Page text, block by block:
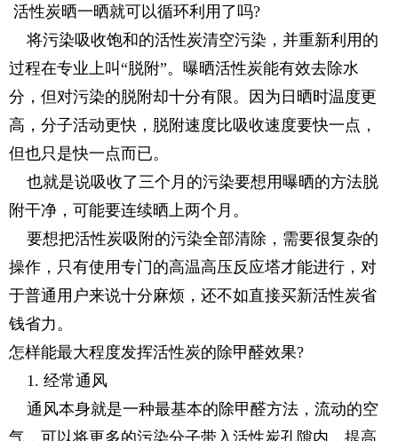
活性炭晒一晒就可以循环利用了吗?
将污染吸收饱和的活性炭清空污染，并重新利用的
过程在专业上叫“脱附”。曝晒活性炭能有效去除水
分，但对污染的脱附却十分有限。因为日晒时温度更
高，分子活动更快，脱附速度比吸收速度要快一点，
但也只是快一点而已。
也就是说吸收了三个月的污染要想用曝晒的方法脱
附干净，可能要连续晒上两个月。
要想把活性炭吸附的污染全部清除，需要很复杂的
操作，只有使用专门的高温高压反应塔才能进行，对
于普通用户来说十分麻烦，还不如直接买新活性炭省
钱省力。
怎样能最大程度发挥活性炭的除甲醛效果?
1. 经常通风
通风本身就是一种最基本的除甲醛方法，流动的空
气，可以将更多的污染分子带入活性炭孔隙内，提高